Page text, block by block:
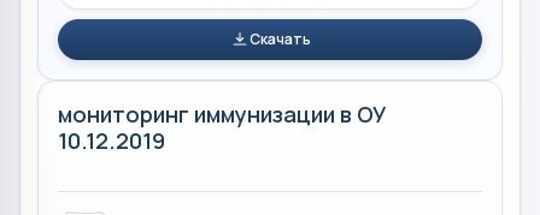
Скачать
мониторинг иммунизации в ОУ
10.12.2019